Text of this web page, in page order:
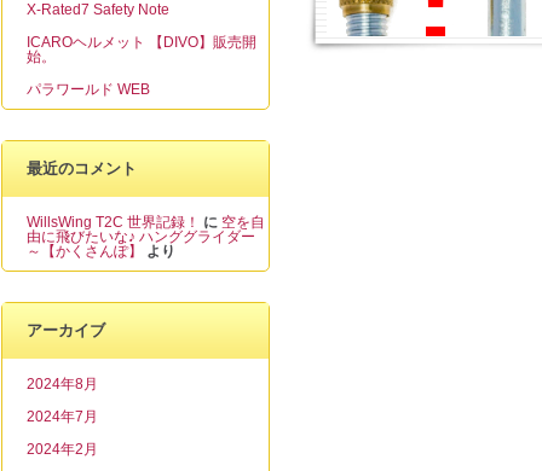
X-Rated7 Safety Note
ICAROヘルメット 【DIVO】販売開
始。
パラワールド WEB
最近のコメント
WillsWing T2C 世界記録！ に 空を自
由に飛びたいな♪ ハンググライダー
～【かくさんぽ】
より
アーカイブ
2024年8月
2024年7月
2024年2月